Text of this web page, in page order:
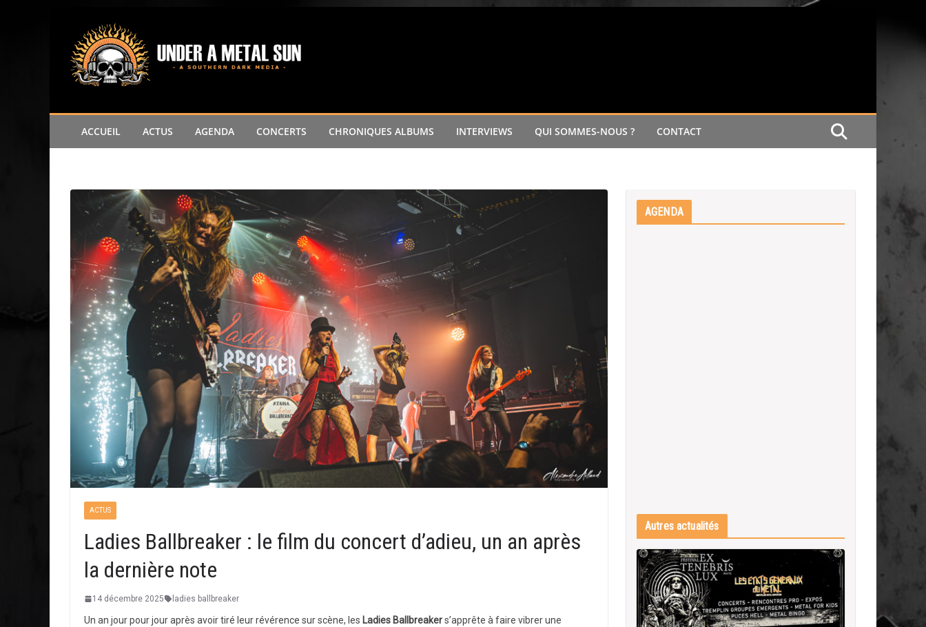
contenu
ACCUEIL ACTUS AGENDA CONCERTS CHRONIQUES ALBUMS INTERVIEWS QUI SOMMES-NOUS ? CONTACT
ACTUS
Ladies Ballbreaker : le film du concert d’adieu, un an après
la dernière note
14 décembre 2025 ladies ballbreaker
Un an jour pour jour après avoir tiré leur révérence sur scène, les Ladies Ballbreakers’apprête à faire vibrer une
AGENDA
Autres actualités